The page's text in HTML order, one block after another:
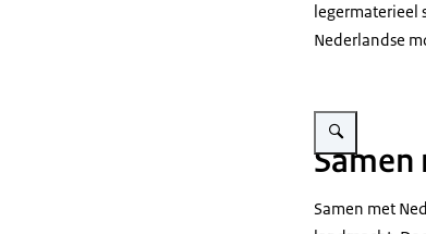
legermaterieel
Nederlandse
Vergroot
Samen met